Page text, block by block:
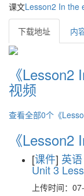
课文Lesson2 In the
下载地址 内
《
视频
查看全部0个《
《
[课件] 英
Unit 3
上传时间：